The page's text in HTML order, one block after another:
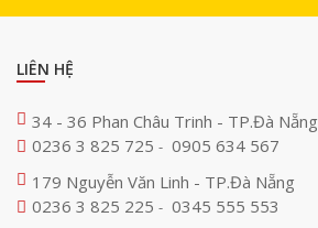
LIÊN HỆ
34 - 36 Phan Châu Trinh - TP.Đà Nẵng
0236 3 825 725 - 0905 634 567
179 Nguyễn Văn Linh - TP.Đà Nẵng
0236 3 825 225 - 0345 555 553